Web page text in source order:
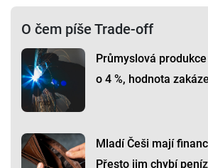
O čem píše Trade-off
Průmyslová
o 4 %, hodnota
Mladí Češi mají
Přesto jim chybí